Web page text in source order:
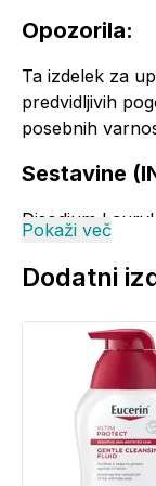
Opozorila:
Ta izdelek za
predvidljivih
posebnih
Sestavine
Disodium
Acid, Tapioca
Acid, Parfum,
Pogosta
Zakaj
Pokaži več
Dodatni